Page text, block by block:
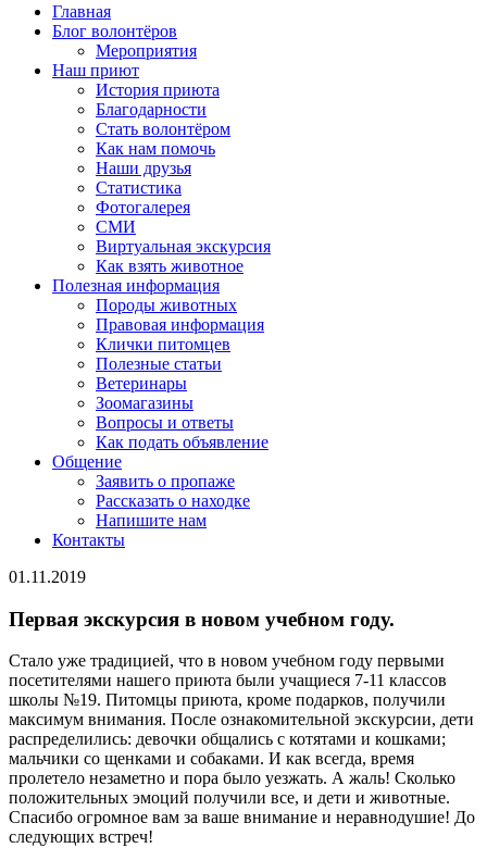
Главная
Блог волонтёров
Мероприятия
Наш приют
История приюта
Благодарности
Cтать волонтёром
Как нам помочь
Наши друзья
Статистика
Фотогалерея
СМИ
Виртуальная экскурсия
Как взять животное
Полезная информация
Породы животных
Правовая информация
Клички питомцев
Полезные статьи
Ветеринары
Зоомагазины
Вопросы и ответы
Как подать объявление
Общение
Заявить о пропаже
Рассказать о находке
Напишите нам
Контакты
01.11.2019
Первая экскурсия в новом учебном году.
Стало уже традицией, что в новом учебном году первыми
посетителями нашего приюта были учащиеся 7-11 классов
школы №19. Питомцы приюта, кроме подарков, получили
максимум внимания. После ознакомительной экскурсии, дети
распределились: девочки общались с котятами и кошками;
мальчики со щенками и собаками. И как всегда, время
пролетело незаметно и пора было уезжать. А жаль! Сколько
положительных эмоций получили все, и дети и животные.
Спасибо огромное вам за ваше внимание и неравнодушие! До
следующих встреч!